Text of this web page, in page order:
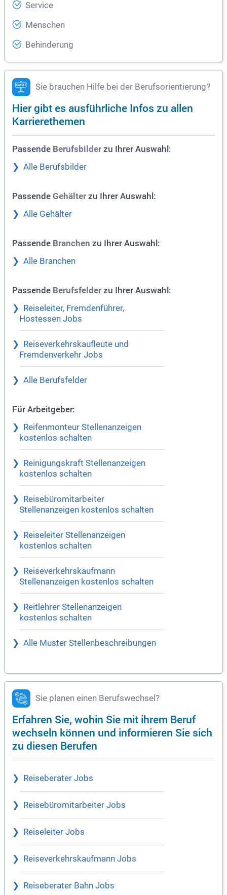
Service
Menschen
Behinderung
Sie brauchen Hilfe bei der Berufsorientierung?
Hier gibt es ausführliche Infos zu allen
Karrierethemen
Passende Berufsbilder zu Ihrer Auswahl:
Alle Berufsbilder
Passende Gehälter zu Ihrer Auswahl:
Alle Gehälter
Passende Branchen zu Ihrer Auswahl:
Alle Branchen
Passende Berufsfelder zu Ihrer Auswahl:
Reiseleiter, Fremdenführer,
Hostessen Jobs
Reiseverkehrskaufleute und
Fremdenverkehr Jobs
Alle Berufsfelder
Für Arbeitgeber:
Reifenmonteur Stellenanzeigen
kostenlos schalten
Reinigungskraft Stellenanzeigen
kostenlos schalten
Reisebüromitarbeiter
Stellenanzeigen kostenlos schalten
Reiseleiter Stellenanzeigen
kostenlos schalten
Reiseverkehrskaufmann
Stellenanzeigen kostenlos schalten
Reitlehrer Stellenanzeigen
kostenlos schalten
Alle Muster Stellenbeschreibungen
Sie planen einen Berufswechsel?
Erfahren Sie, wohin Sie mit ihrem Beruf
wechseln können und informieren Sie sich
zu diesen Berufen
Reiseberater Jobs
Reisebüromitarbeiter Jobs
Reiseleiter Jobs
Reiseverkehrskaufmann Jobs
Reiseberater Bahn Jobs